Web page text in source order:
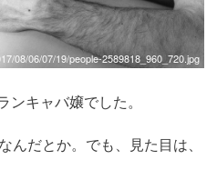
08/06/07/19/people-2589818_960_720.jpg
キャバ嬢でした。
だとか。でも、見た目は、